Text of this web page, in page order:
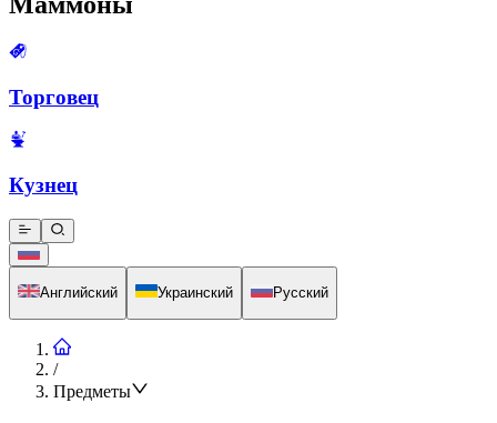
Торговец
Кузнец
Английский Украинский Русский
/
Предметы